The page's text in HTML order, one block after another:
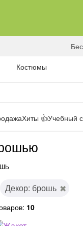
Костюмы
Хиты 👍Учебный
Декор: брошь
10